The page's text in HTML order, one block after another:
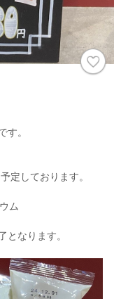
す。
定しております。
ム
なります。